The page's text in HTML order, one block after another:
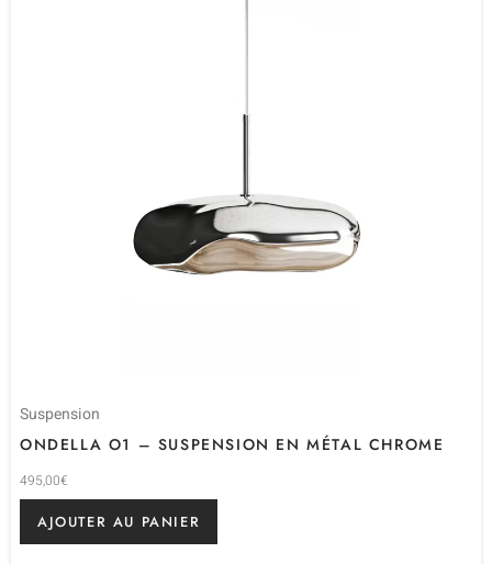
Suspension
ONDELLA O1 – SUSPENSION EN MÉTAL CHROME
495,00€
AJOUTER AU PANIER